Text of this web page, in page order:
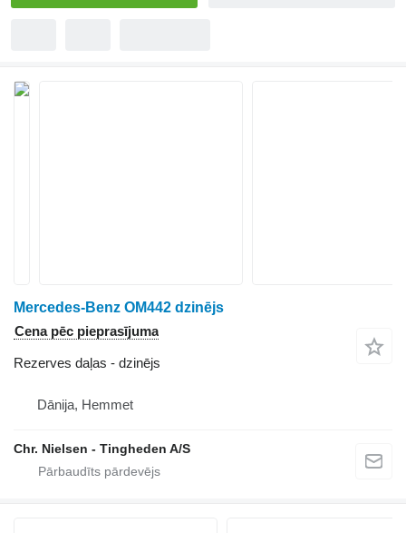
Mercedes-Benz OM442 dzinējs
Cena pēc pieprasījuma
Rezerves daļas - dzinējs
Dānija, Hemmet
Chr. Nielsen - Tingheden A/S